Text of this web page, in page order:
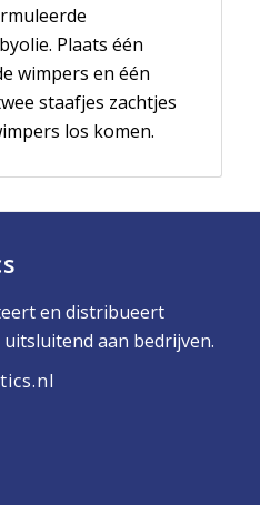
Plaats één
wimpers en één
staafjes zachtjes
los komen.
en distribueert
aan bedrijven.